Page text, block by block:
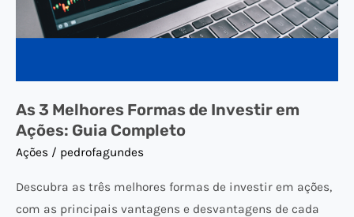
As 3 Melhores Formas de Investir em
Ações: Guia Completo
Ações / pedrofagundes
Descubra as três melhores formas de investir em ações,
com as principais vantagens e desvantagens de cada
Ações:
Guia